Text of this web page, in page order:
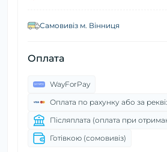
Самовивіз м. Вінниця
Оплата
WayForPay
Оплата по рахунку або за
Післяплата (оплата при
Готівкою (сомовивіз)